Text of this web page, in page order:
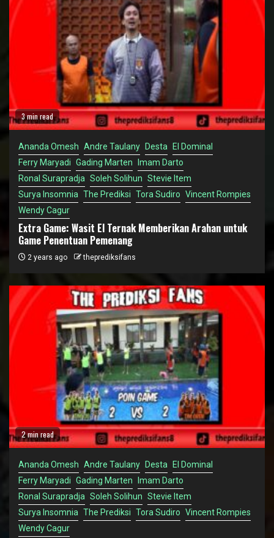
3 min read
Ananda Omesh Andre Taulany Desta
El Dominal
Ferry Maryadi Gading Marten
Imam Darto
Ronal Surapradja Soleh Solihun Stevie Item
Surya Insomnia The Prediksi Tora Sudiro Vincent Rompies
Wendy Cagur
Extra Game: Wasit El Ternak Memberikan Arahan untuk
Game Penentuan Pemenang
2 years ago theprediksifans
2 min read
Ananda Omesh Andre Taulany Desta
El Dominal
Ferry Maryadi Gading Marten
Imam Darto
Ronal Surapradja Soleh Solihun Stevie Item
Surya Insomnia The Prediksi Tora Sudiro Vincent Rompies
Wendy Cagur